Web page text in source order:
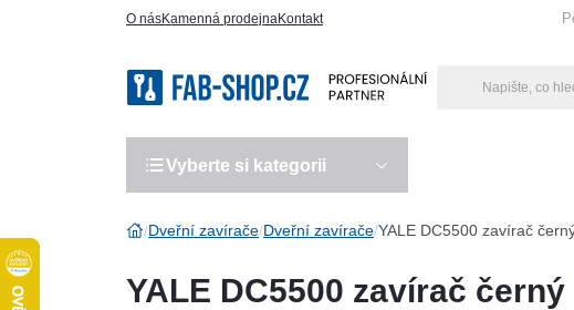
O násKamenná prodejnaKontakt
Vyberte si kategorii
Dveřní zavírače Dveřní zavírače YALE DC5500 zavírač
YALE DC5500 zavírač